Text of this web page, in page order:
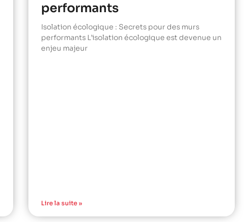
performants
Isolation écologique : Secrets pour des murs
performants L’isolation écologique est devenue un
enjeu majeur
Lire la suite »